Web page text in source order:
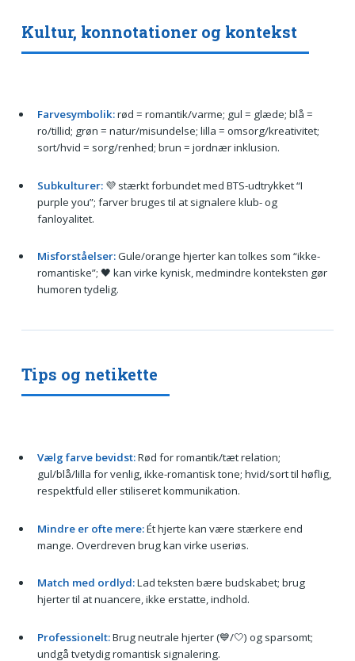
Kultur, konnotationer og kontekst
Farvesymbolik:rød = romantik/varme; gul = glæde; blå =
ro/tillid; grøn = natur/misundelse; lilla = omsorg/kreativitet;
sort/hvid = sorg/renhed; brun = jordnær inklusion.
Subkulturer:💜 stærkt forbundet med BTS-udtrykket “I
purple you”; farver bruges til at signalere klub- og
fanloyalitet.
Misforståelser:Gule/orange hjerter kan tolkes som “ikke-
romantiske”; 🖤 kan virke kynisk, medmindre konteksten gør
humoren tydelig.
Tips og netikette
Vælg farve bevidst:Rød for romantik/tæt relation;
gul/blå/lilla for venlig, ikke-romantisk tone; hvid/sort til høflig,
respektfuld eller stiliseret kommunikation.
Mindre er ofte mere:Ét hjerte kan være stærkere end
mange. Overdreven brug kan virke useriøs.
Match med ordlyd:Lad teksten bære budskabet; brug
hjerter til at nuancere, ikke erstatte, indhold.
Professionelt:Brug neutrale hjerter (💙/🤍) og sparsomt;
undgå tvetydig romantisk signalering.